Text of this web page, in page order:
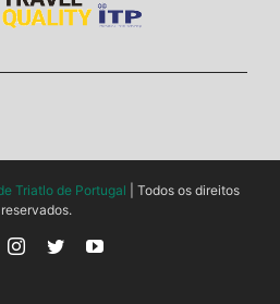
Triatlo de Portugal | Todos os direitos
reservados.
Instagram
TwitterYouTube